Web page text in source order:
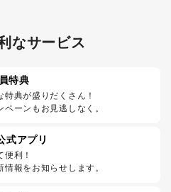
なサービス
特典
特典が盛りだくさん！
ーンもお見逃しなく。
式アプリ
利！
報をお知らせします。